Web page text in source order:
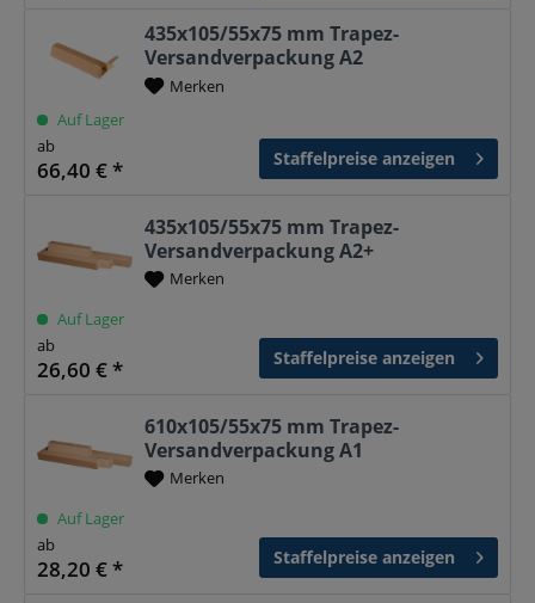
435x105/55x75 mm Trapez-
Versandverpackung A2
Merken
Auf Lager
ab
66,40 € * Staffelpreise anzeigen
435x105/55x75 mm Trapez-
Versandverpackung A2+
Merken
Auf Lager
ab
26,60 € * Staffelpreise anzeigen
610x105/55x75 mm Trapez-
Versandverpackung A1
Merken
Auf Lager
ab
28,20 € * Staffelpreise anzeigen